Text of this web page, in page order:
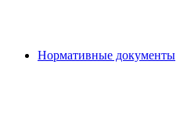
Нормативные документы